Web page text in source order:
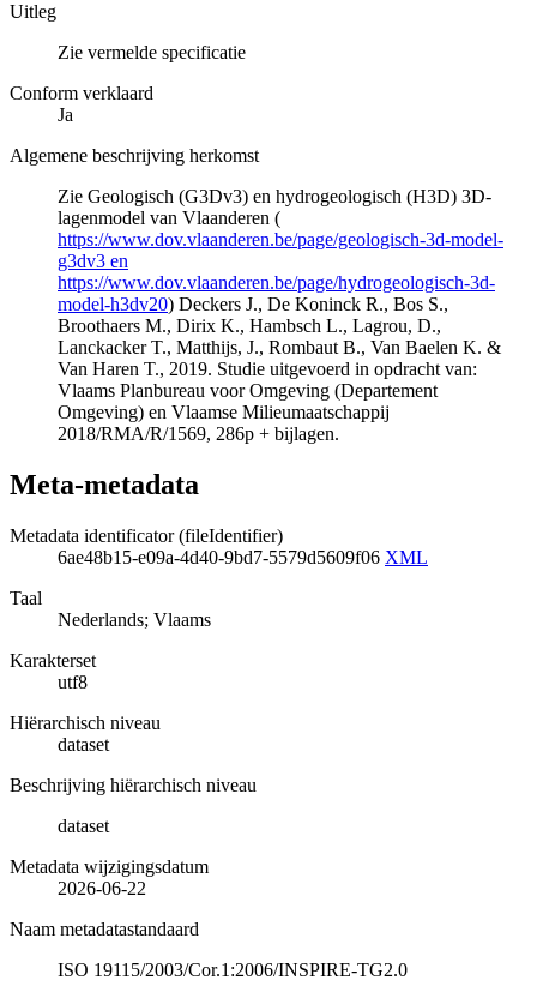
Uitleg
Zie vermelde specificatie
Conform verklaard
Ja
Algemene beschrijving herkomst
Zie Geologisch (G3Dv3) en hydrogeologisch (H3D) 3D-
lagenmodel van Vlaanderen (
https://www.dov.vlaanderen.be/page/geologisch-3d-model-
g3dv3 en
https://www.dov.vlaanderen.be/page/hydrogeologisch-3d-
model-h3dv20) Deckers J., De Koninck R., Bos S.,
Broothaers M., Dirix K., Hambsch L., Lagrou, D.,
Lanckacker T., Matthijs, J., Rombaut B., Van Baelen K. &
Van Haren T., 2019. Studie uitgevoerd in opdracht van:
Vlaams Planbureau voor Omgeving (Departement
Omgeving) en Vlaamse Milieumaatschappij
2018/RMA/R/1569, 286p + bijlagen.
Meta-metadata
Metadata identificator (fileIdentifier)
6ae48b15-e09a-4d40-9bd7-5579d5609f06 XML
Taal
Nederlands; Vlaams
Karakterset
utf8
Hiërarchisch niveau
dataset
Beschrijving hiërarchisch niveau
dataset
Metadata wijzigingsdatum
2026-06-22
Naam metadatastandaard
ISO 19115/2003/Cor.1:2006/INSPIRE-TG2.0